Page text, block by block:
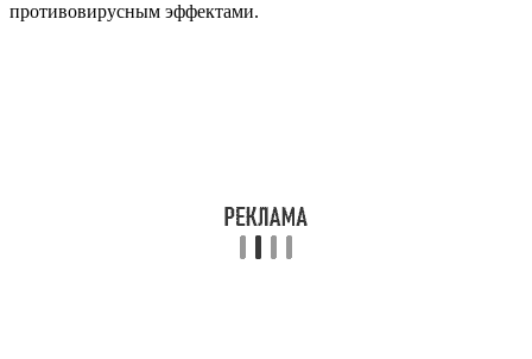
противовирусным эффектами.